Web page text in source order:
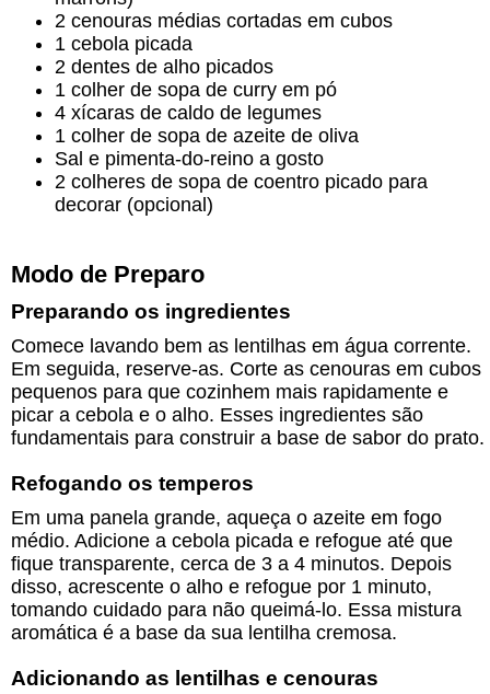
2 cenouras médias cortadas em cubos
1 cebola picada
2 dentes de alho picados
1 colher de sopa de curry em pó
4 xícaras de caldo de legumes
1 colher de sopa de azeite de oliva
Sal e pimenta-do-reino a gosto
2 colheres de sopa de coentro picado para
decorar (opcional)
Modo de Preparo
Preparando os ingredientes
Comece lavando bem as lentilhas em água corrente.
Em seguida, reserve-as. Corte as cenouras em cubos
pequenos para que cozinhem mais rapidamente e
picar a cebola e o alho. Esses ingredientes são
fundamentais para construir a base de sabor do prato.
Refogando os temperos
Em uma panela grande, aqueça o azeite em fogo
médio. Adicione a cebola picada e refogue até que
fique transparente, cerca de 3 a 4 minutos. Depois
disso, acrescente o alho e refogue por 1 minuto,
tomando cuidado para não queimá-lo. Essa mistura
aromática é a base da sua lentilha cremosa.
Adicionando as lentilhas e cenouras